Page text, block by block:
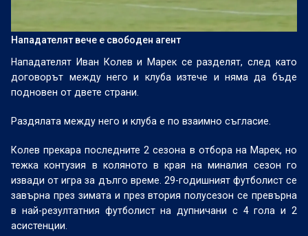
Нападателят вече е свободен агент
Нападателят Иван Колев и Марек се разделят, след като
договорът между него и клуба изтече и няма да бъде
подновен от двете страни.
Раздялата между него и клуба е по взаимно съгласие.
Колев прекара последните 2 сезона в отбора на Марек, но
тежка контузия в коляното в края на миналия сезон го
извади от игра за дълго време. 29-годишният футболист се
завърна през зимата и през втория полусезон се превърна
в най-резултатния футболист на дупничани с 4 гола и 2
асистенции.